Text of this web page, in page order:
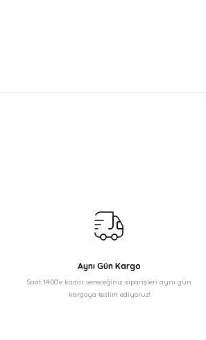
Aynı Gün Kargo
Saat 14:00'e kadar vereceğiniz siparişleri aynı gün
kargoya teslim ediyoruz!